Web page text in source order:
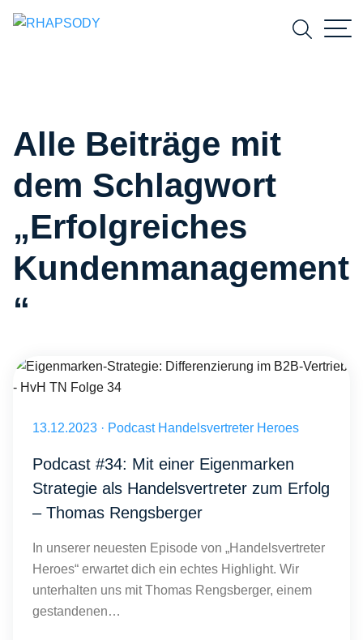
Suchen
Alle Beiträge mit
dem Schlagwort
„Erfolgreiches
Kundenmanagement
“
Veröffentlicht am 13.12.2023
13.12.2023 · Podcast Handelsvertreter Heroes
Podcast #34: Mit einer Eigenmarken
Strategie als Handelsvertreter zum Erfolg
– Thomas Rengsberger
In unserer neuesten Episode von „Handelsvertreter
Heroes“ erwartet dich ein echtes Highlight. Wir
unterhalten uns mit Thomas Rengsberger, einem
gestandenen…